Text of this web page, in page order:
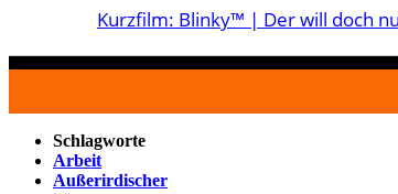
Kurzfilm: Blinky™ | Der will doch
Schlagworte
Arbeit
Außerirdischer